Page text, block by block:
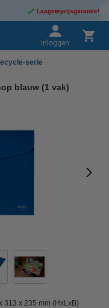
Laagsteprijsgarantie!
Inloggen
serie
blauw (1 vak)
313 x 235 mm (HxLxB)